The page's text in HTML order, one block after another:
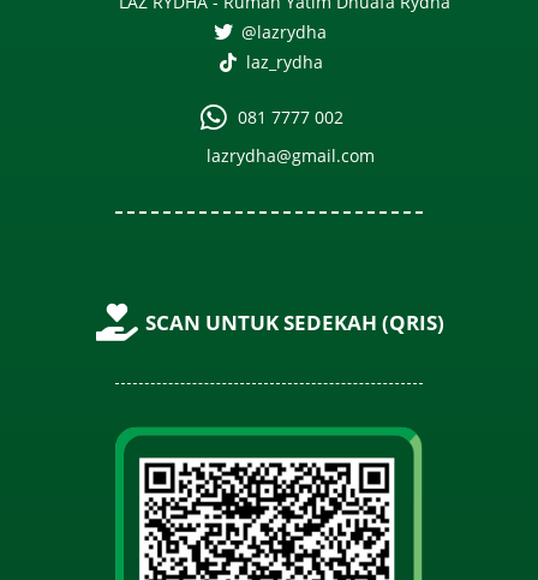
@lazrydha
laz_rydha
081 7777 002
lazrydha@gmail.com
SCAN UNTUK SEDEKAH (QRIS)